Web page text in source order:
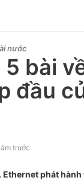
nước
bài
đầu
trước
Ethernet phát